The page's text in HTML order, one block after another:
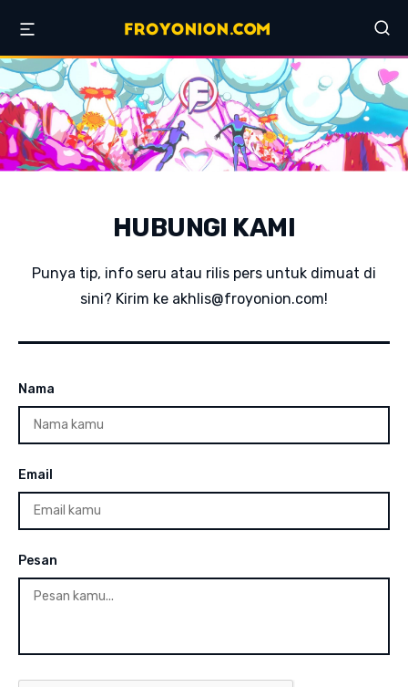
HUBUNGI KAMI
Punya tip, info seru atau rilis pers untuk dimuat di
sini? Kirim ke akhlis@froyonion.com!
Nama
Email
Pesan